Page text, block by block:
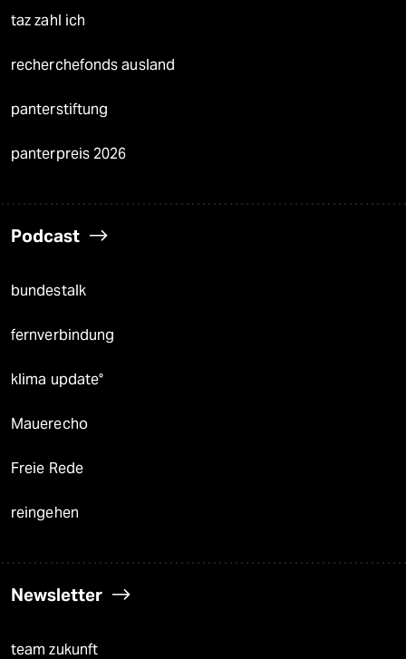
taz zahl ich
recherchefonds ausland
panterstiftung
panterpreis 2026
Podcast
bundestalk
fernverbindung
klima update°
Mauerecho
Freie Rede
reingehen
Newsletter
team zukunft